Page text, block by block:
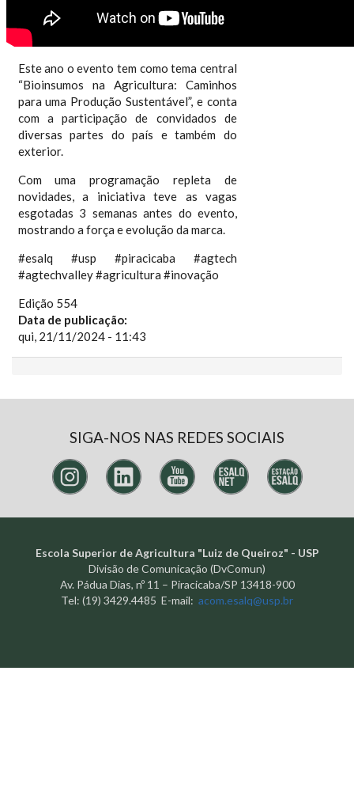
Este ano o evento tem como tema central
“Bioinsumos na Agricultura: Caminhos
para uma Produção Sustentável”, e conta
com a participação de convidados de
diversas partes do país e também do
exterior.
Com uma programação repleta de
novidades, a iniciativa teve as vagas
esgotadas 3 semanas antes do evento,
mostrando a força e evolução da marca.
#esalq #usp #piracicaba #agtech
#agtechvalley #agricultura #inovação
Edição 554
Data de publicação:
qui, 21/11/2024 - 11:43
SIGA-NOS NAS REDES SOCIAIS
Escola Superior de Agricultura "Luiz de Queiroz" - USP
Divisão de Comunicação (DvComun)
Av. Pádua Dias, nº 11 – Piracicaba/SP 13418-900
Tel: (19) 3429.4485 E-mail: acom.esalq@usp.br